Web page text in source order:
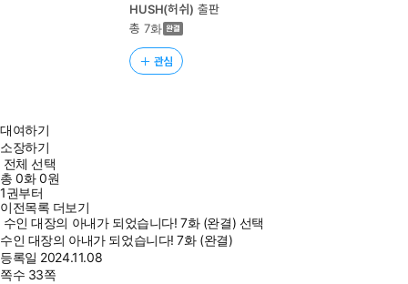
HUSH(허쉬) 출판
총 7화
관심
대여하기
소장하기
전체 선택
총0화0원
1권부터
이전목록 더보기
수인 대장의 아내가 되었습니다! 7화 (완결) 선택
수인 대장의 아내가 되었습니다! 7화 (완결)
등록일 2024.11.08
쪽수 33쪽